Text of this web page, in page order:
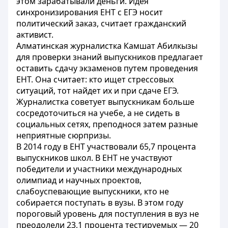
синхронизирования ЕНТ с ЕГЭ носит
политический заказ, считает гражданский
активист.
Алматинская журналистка Камшат Абилкызы
для проверки знаний выпускников предлагает
оставить сдачу экзаменов путем проведения
ЕНТ. Она считает: кто ищет стрессовых
ситуаций, тот найдет их и при сдаче ЕГЭ.
Журналистка советует выпускникам больше
сосредоточиться на учебе, а не сидеть в
социальных сетях, преподнося затем разные
неприятные сюрпризы.
В 2014 году в ЕНТ участвовали 65,7 процента
выпускников школ. В ЕНТ не участвуют
победители и участники международных
олимпиад и научных проектов,
слабоуспевающие выпускники, кто не
собирается поступать в вузы. В этом году
пороговый уровень для поступления в вуз не
преодолели 23,1 процента тестируемых — 20